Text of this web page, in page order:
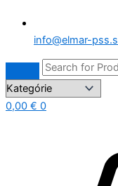
info@elmar-
0,00 € 0